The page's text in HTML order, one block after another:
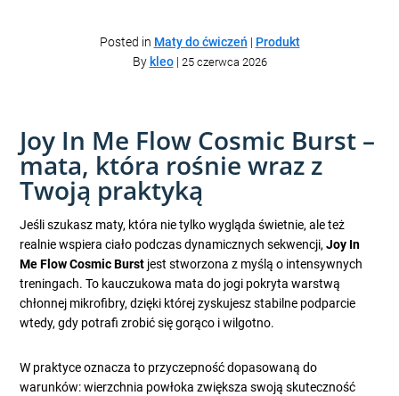
Posted in Maty do ćwiczeń | Produkt
By kleo| 25 czerwca 2026
Joy In Me Flow Cosmic Burst –
mata, która rośnie wraz z
Twoją praktyką
Jeśli szukasz maty, która nie tylko wygląda świetnie, ale też
realnie wspiera ciało podczas dynamicznych sekwencji,Joy In
Me Flow Cosmic Burst jest stworzona z myślą o intensywnych
treningach. To kauczukowa mata do jogi pokryta warstwą
chłonnej mikrofibry, dzięki której zyskujesz stabilne podparcie
wtedy, gdy potrafi zrobić się gorąco i wilgotno.
W praktyce oznacza to przyczepność dopasowaną do
warunków: wierzchnia powłoka zwiększa swoją skuteczność